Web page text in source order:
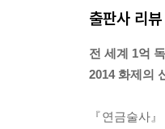
아니다. 정말
버린다. 안정
장 맨 뒤에 처
“누가 자기
출판사 리뷰
전 세계 1억
2014 화제의
『연금술사